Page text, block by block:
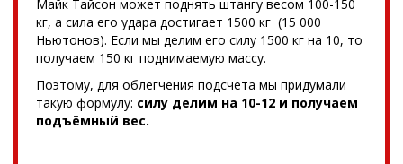
Майк Тайсон может поднять штангу весом 100-150
кг, а сила его удара достигает 1500 кг (15 000
Ньютонов). Если мы делим его силу 1500 кг на 10, то
получаем 150 кг поднимаемую массу.
Поэтому, для облегчения подсчета мы придумали
такую формулу: силу делим на 10-12 и получаем
подъёмный вес.